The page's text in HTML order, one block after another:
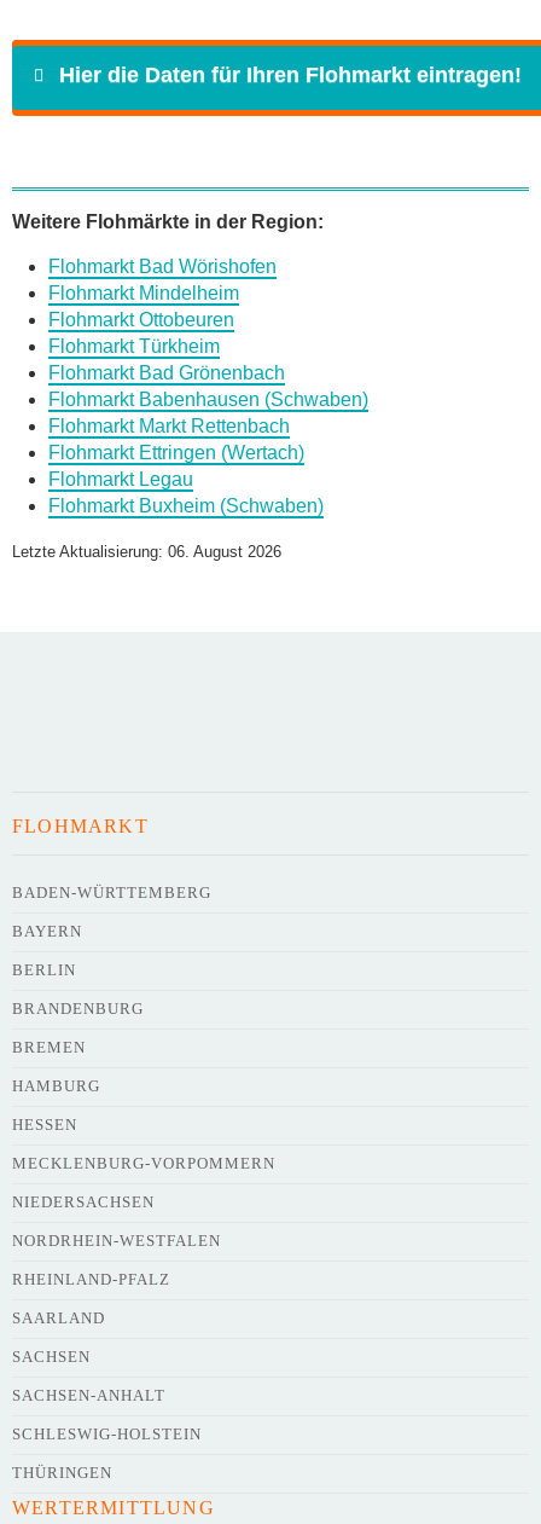
Hier die Daten für Ihren Flohmarkt eintragen!
E-Mail*
Daten des Flohmarkts
Name des Flohmarkts*
Webseite
Kurze Beschreibung des Flohmarkts
Kontaktdaten des Veranstalters
Weitere Flohmärkte in der Region:
Flohmarkt Bad Wörishofen
Flohmarkt Mindelheim
Flohmarkt Ottobeuren
Flohmarkt Türkheim
Flohmarkt Bad Grönenbach
Flohmarkt Babenhausen (Schwaben)
Flohmarkt Markt Rettenbach
Flohmarkt Ettringen (Wertach)
Flohmarkt Legau
Flohmarkt Buxheim (Schwaben)
Letzte Aktualisierung: 06. August 2026
FLOHMARKT
BADEN-WÜRTTEMBERG
BAYERN
BERLIN
BRANDENBURG
BREMEN
HAMBURG
HESSEN
MECKLENBURG-VORPOMMERN
NIEDERSACHSEN
NORDRHEIN-WESTFALEN
RHEINLAND-PFALZ
SAARLAND
SACHSEN
SACHSEN-ANHALT
SCHLESWIG-HOLSTEIN
THÜRINGEN
WERTERMITTLUNG